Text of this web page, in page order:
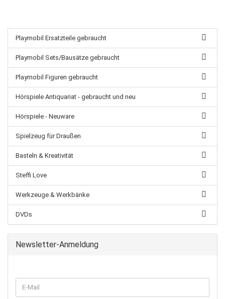
Playmobil Ersatzteile gebraucht
Playmobil Sets/Bausätze gebraucht
Playmobil Figuren gebraucht
Hörspiele Antiquariat - gebraucht und neu
Hörspiele - Neuware
Spielzeug für Draußen
Basteln & Kreativität
Steffi Love
Werkzeuge & Werkbänke
DVDs
Newsletter-Anmeldung